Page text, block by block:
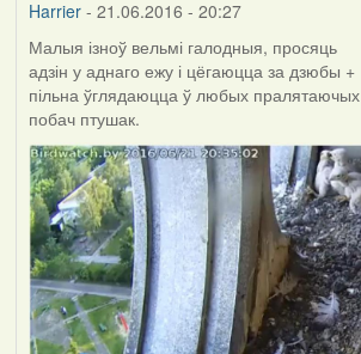
Harrier- 21.06.2016 - 20:27
Малыя ізноў вельмі галодныя, просяць
адзін у аднаго ежу і цёгаюцца за дзюбы +
пільна ўглядаюцца ў любых пралятаючых
побач птушак.